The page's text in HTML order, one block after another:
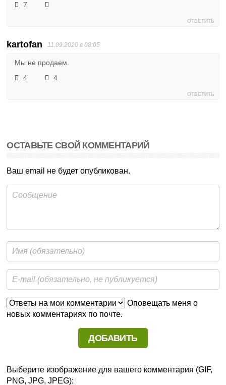
7
ОТВЕТИТЬ
kartofan 11.09.2020 в 08:05
Мы не продаем.
4
4
ОТВЕТИТЬ
ОСТАВЬТЕ СВОЙ КОММЕНТАРИЙ
Ваш email не будет опубликован.
Оповещать меня о
новых комментариях по почте.
Выберите изображение для вашего комментария (GIF,
PNG, JPG, JPEG):